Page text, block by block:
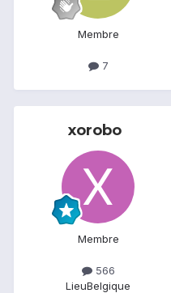
Membre
7
xorobo
Membre
566
LieuBelgique